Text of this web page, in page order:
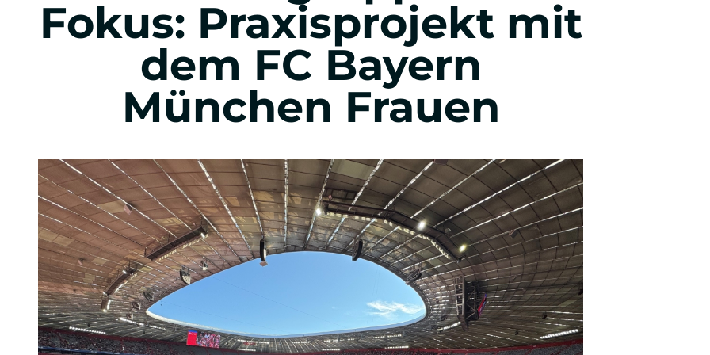
Eventmanagement
Music, Festival & Entertainment
Wirtschafts- & Werbepsychologie
Praxis im Studium Studienberatung & Bewerbung
Auslandsoptionen
Fokus: Praxisprojekt mit
dem FC Bayern
München Frauen